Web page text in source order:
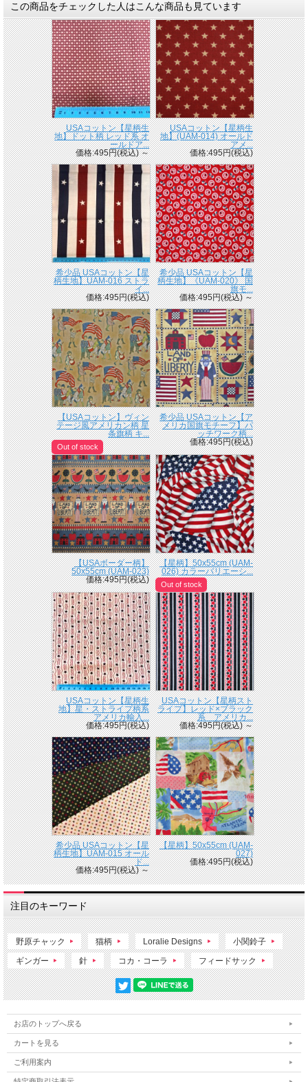
この商品をチェックした人はこんな商品も見ています
USAコットン【星柄生
地】ドット柄 レッド系 オ
ールドア...
価格:495円(税込)～
USAコットン【星柄生
地】(UAM-014) オールド
アメ...
価格:495円(税込)
希少品 USAコットン【星
柄生地】UAM-016 ストラ
イ...
価格:495円(税込)
希少品 USAコットン【星
柄生地】《UAM-020》 国
旗モ...
価格:495円(税込)～
【USAコットン】ヴィン
テージ風アメリカン柄 星
条旗柄 キ...
Out of stock
希少品 USAコットン【ア
メリカ国旗モチーフ】パ
ッチワーク柄...
価格:495円(税込)
【USAボーダー柄】
50x55cm (UAM-023)
価格:495円(税込)
【星柄】50x55cm (UAM-
026) カラーバリエーシ...
Out of stock
USAコットン【星柄生
地】星・ストライプ柄系
アメリカ輸入...
価格:495円(税込)
USAコットン【星柄スト
ライプ】レッド×ブラック
系 アメリカ...
価格:495円(税込)～
希少品 USAコットン【星
柄生地】UAM-015 オール
ド...
価格:495円(税込)～
【星柄】50x55cm (UAM-
027)
価格:495円(税込)
注目のキーワード
野原チャック 猫柄 Loralie Designs 小関鈴子
ギンガー 針 コカ・コーラ フィードサック
お店のトップへ戻る
カートを見る
ご利用案内